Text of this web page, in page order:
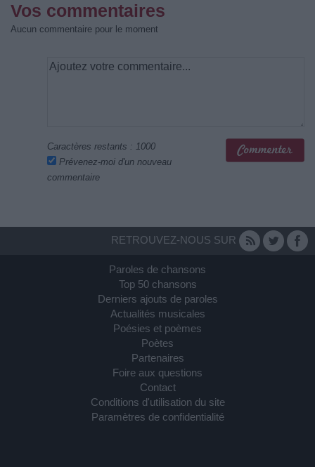
Vos commentaires
Aucun commentaire pour le moment
Caractères restants : 1000
Prévenez-moi d'un nouveau
commentaire
RETROUVEZ-NOUS SUR
Paroles de chansons
Top 50 chansons
Derniers ajouts de paroles
Actualités musicales
Poésies et poèmes
Poètes
Partenaires
Foire aux questions
Contact
Conditions d'utilisation du site
Paramètres de confidentialité